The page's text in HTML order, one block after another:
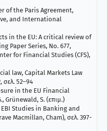
of the Paris Agreement,
and International
in the EU: A critical review of
Paper Series, No. 677,
for Financial Studies (CFS),
law, Capital Markets Law
σελ. 52–94
in the EU Financial
Grünewald, S. (επιμ.)
Studies in Banking and
Macmillan, Cham), σελ. 397-